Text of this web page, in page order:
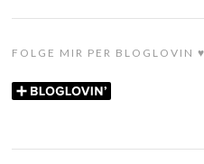
FOLGE MIR PER BLOGLOVIN ♥